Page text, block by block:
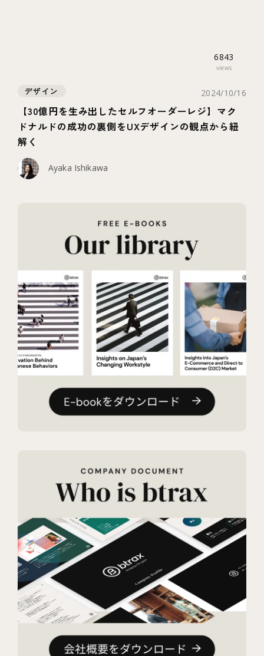
6843
views
デザイン 2024/10/16
【30億円を生み出したセルフオーダーレジ】マク
ドナルドの成功の裏側をUXデザインの観点から紐
解く
Ayaka Ishikawa